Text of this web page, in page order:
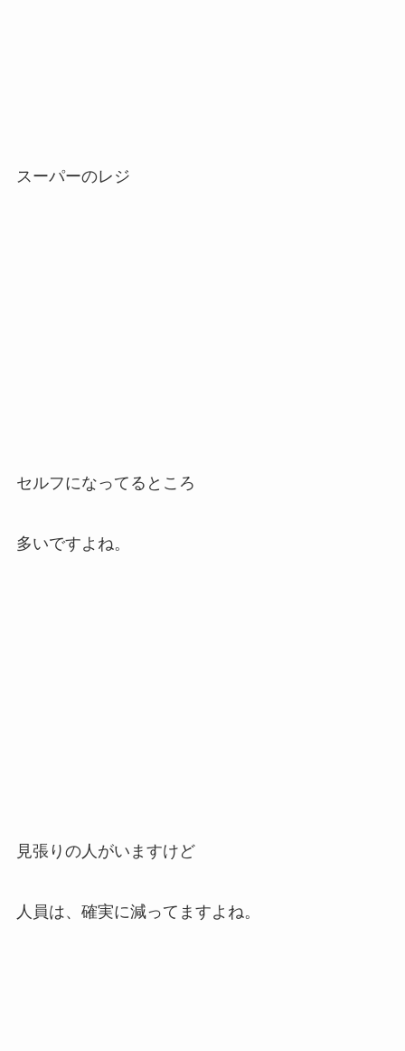
スーパーのレジ
セルフになってるところ
多いですよね。
見張りの人がいますけど
人員は、確実に減ってますよね。